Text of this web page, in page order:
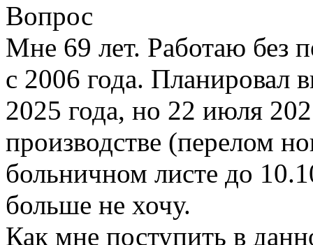
Вопрос
Мне 69 лет. Работаю без
с 2006 года. Планировал
2025 года, но 22 июля
производстве (перелом
больничном листе до
больше не хочу.
Как мне поступить в